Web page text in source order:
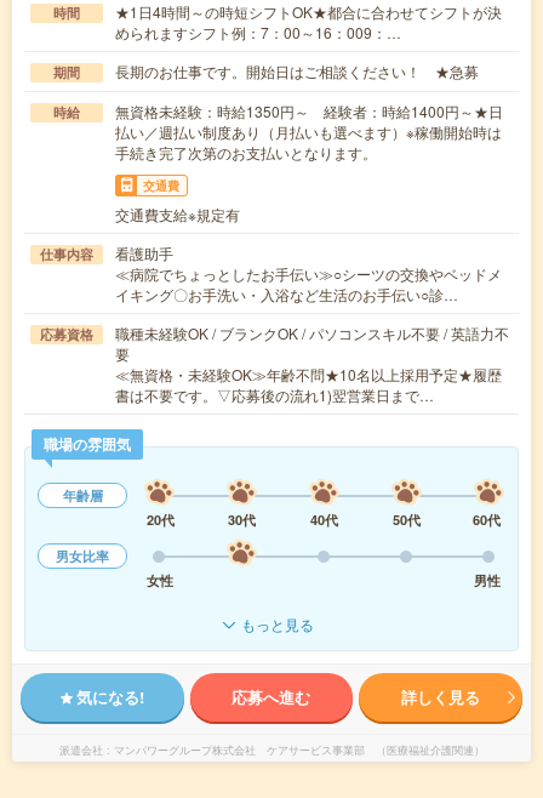
時間
★1日4時間～の時短シフトOK★都合に合わせてシフトが決
められますシフト例：7：00～16：009：…
期間 長期のお仕事です。開始日はご相談ください！ ★急募
時給
無資格未経験：時給1350円～ 経験者：時給1400円～★日
払い／週払い制度あり（月払いも選べます）※稼働開始時は
手続き完了次第のお支払いとなります。
交通費
交通費支給※規定有
仕事内容
看護助手
≪病院でちょっとしたお手伝い≫○シーツの交換やベッドメ
イキング〇お手洗い・入浴など生活のお手伝い○診…
応募資格
職種未経験OK / ブランクOK / パソコンスキル不要 / 英語力不
要
≪無資格・未経験OK≫年齢不問★10名以上採用予定★履歴
書は不要です。▽応募後の流れ1)翌営業日まで…
職場の雰囲気
年齢層
20代
30代 40代 50代
60代
男女比率
女性
男性
もっと見る
気になる! 応募へ進む 詳しく見る
派遣会社 マンパワーグループ株式会社 ケアサービス事業部 （医療福祉介護関連）